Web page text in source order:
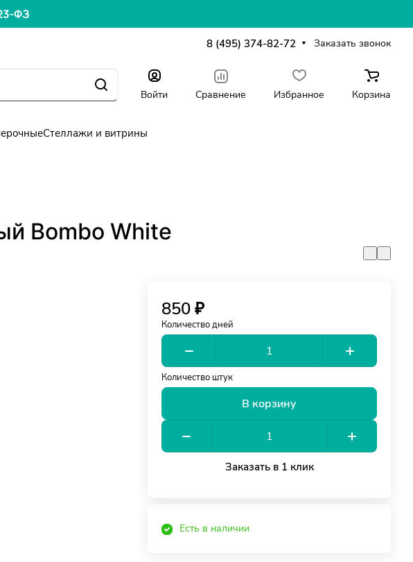
8 (495) 374-82-72 Заказать звонок
Войти Сравнение Избранное Корзина
Стеллажи и витрины
Bombo White
850 ₽
Количество дней
Количество штук
В корзину
Заказать в 1 клик
Есть в наличии